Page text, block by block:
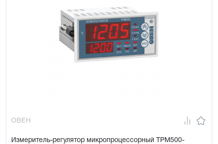
ОВЕН
Измеритель-регулятор микропроцессорный ТРМ500-